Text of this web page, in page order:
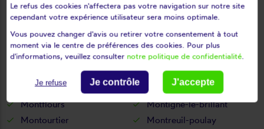
Maisoncelles-du-maine
Marcillé-la-ville
Marigné-peuton
Martigné-sur-mayenne
Mayenne
Mée
Ménil
Méral
Meslay-du-maine
Mézangers
Montaudin
Montenay
Montflours
Montigné-le-brillant
Montourtier
Montreuil-poulay
Le refus des cookies n'affectera pas votre navigation sur notre site
cependant votre expérience utilisateur sera moins optimale.
Vous pouvez changer d'avis ou retirer votre consentement à tout
moment via le centre de préférences des cookies. Pour plus
d'informations, veuillez consulter notre politique de confidentialité.
Je refuse Je contrôle J'accepte